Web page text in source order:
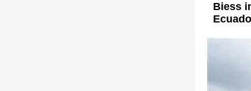
Biess